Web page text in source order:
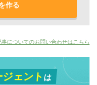
作る
事についてのお問い合わせはこちら
ジェントは